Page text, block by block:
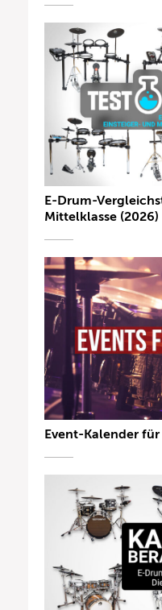
E-Drum-
Mittelklasse (2026)
Event-Kalender